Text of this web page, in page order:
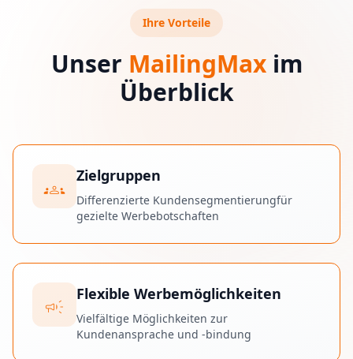
Ihre Vorteile
Unser MailingMaxim
Überblick
groups Zielgruppen
Differenzierte Kundensegmentierungfür
gezielte Werbebotschaften
campaign Flexible Werbemöglichkeiten
Vielfältige Möglichkeiten zur
Kundenansprache und -bindung